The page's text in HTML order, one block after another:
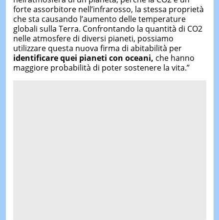
forte assorbitore nell’infrarosso, la stessa proprietà
che sta causando l’aumento delle temperature
globali sulla Terra. Confrontando la quantità di CO2
nelle atmosfere di diversi pianeti, possiamo
utilizzare questa nuova firma di abitabilità per
identificare quei pianeti con oceani, che hanno
maggiore probabilità di poter sostenere la vita.”